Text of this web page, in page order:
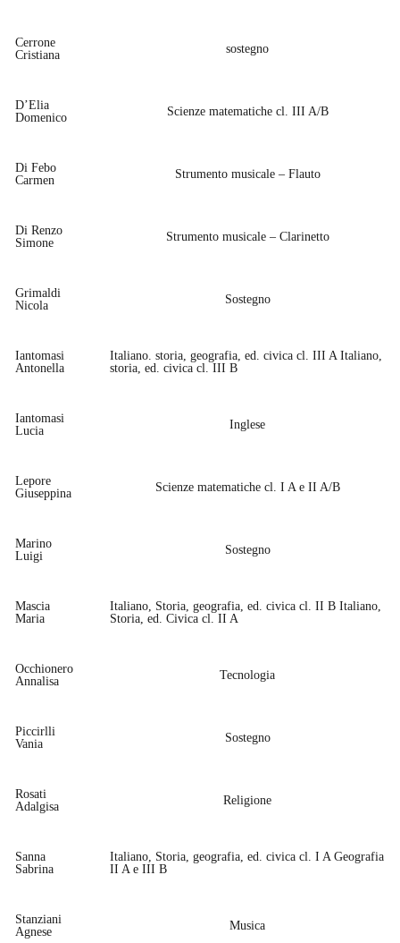
Cerrone
Cristiana
sostegno
D’Elia
Domenico
Scienze matematiche cl. III A/B
Di Febo
Carmen
Strumento musicale – Flauto
Di Renzo
Simone
Strumento musicale – Clarinetto
Grimaldi
Nicola
Sostegno
Iantomasi
Antonella
Italiano. storia, geografia, ed. civica cl. III A Italiano,
storia, ed. civica cl. III B
Iantomasi
Lucia
Inglese
Lepore
Giuseppina
Scienze matematiche cl. I A e II A/B
Marino
Luigi
Sostegno
Mascia
Maria
Italiano, Storia, geografia, ed. civica cl. II B Italiano,
Storia, ed. Civica cl. II A
Occhionero
Annalisa
Tecnologia
Piccirlli
Vania
Sostegno
Rosati
Adalgisa
Religione
Sanna
Sabrina
Italiano, Storia, geografia, ed. civica cl. I A Geografia
II A e III B
Stanziani
Agnese
Musica